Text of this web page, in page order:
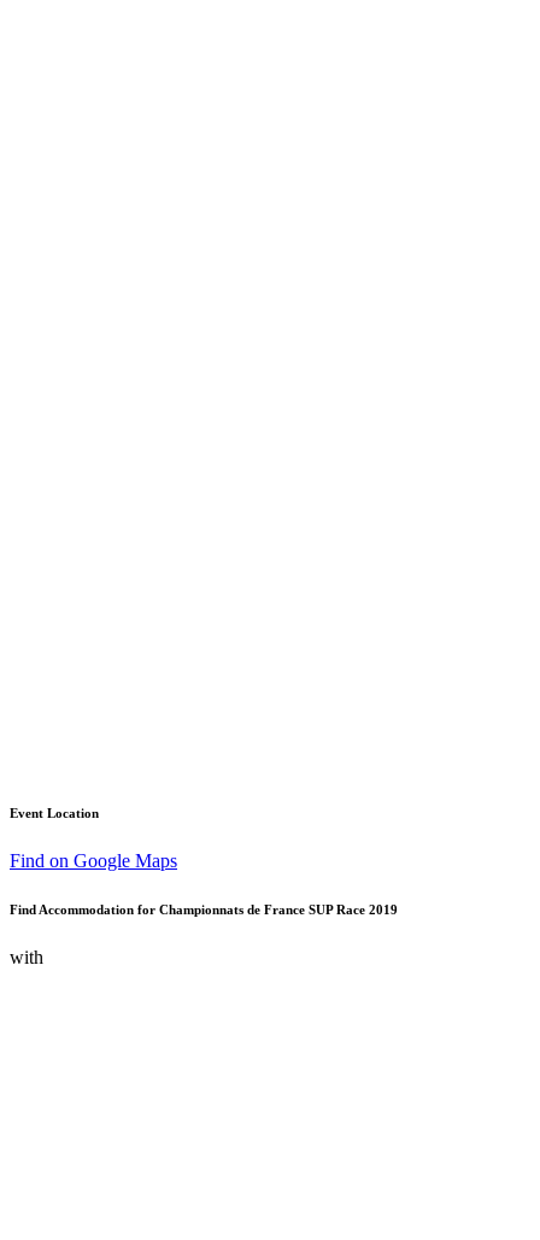
Event Location
Find on Google Maps
Find Accommodation for Championnats de France SUP Race 2019
with